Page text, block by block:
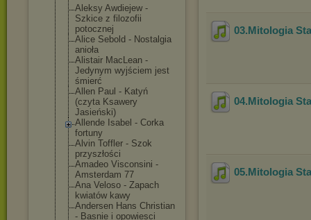
Aleksy Awdiejew -
Szkice z filozofii
potocznej
Alice Sebold - Nostalgia
anioła
Alistair MacLean -
Jedynym wyjściem jest
śmierć
Allen Paul - Katyń
(czyta Ksawery
Jasieński)
Allende Isabel - Corka
fortuny
Alvin Toffler - Szok
przyszłości
Amadeo Visconsini -
Amsterdam 77
Ana Veloso - Zapach
kwiatów kawy
Andersen Hans Christian
- Basnie i opowiesci
03.Mitologia
04.Mitologia
05.Mitologia